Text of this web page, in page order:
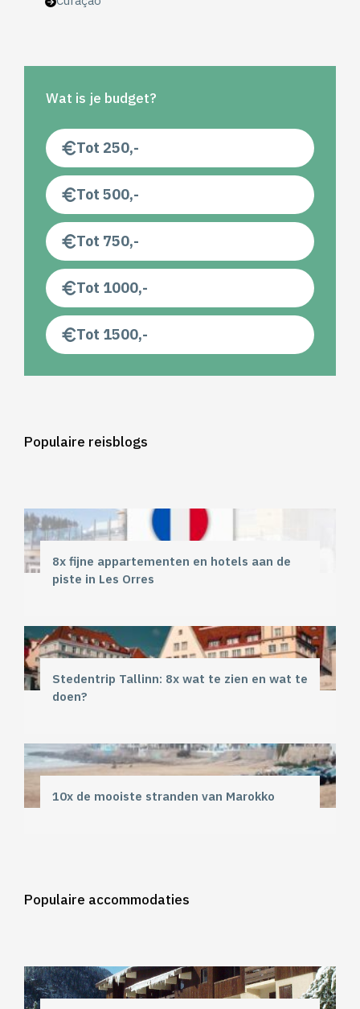
Wat is je budget?
Tot 250,-
Tot 500,-
Tot 750,-
Tot 1000,-
Tot 1500,-
Populaire reisblogs
8x fijne appartementen en hotels aan de
piste in Les Orres
Stedentrip Tallinn: 8x wat te zien en wat te
doen?
10x de mooiste stranden van Marokko
Populaire accommodaties